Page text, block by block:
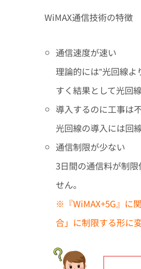
WiMAX通信技術の特徴
通信速度が速い
理論的には”光回線よ
すく結果として光回
導入するのに工事は
光回線の導入には回
通信制限が少ない
3日間の通信料が制限
せん。
※『WiMAX+5G』に
合」に制限する形に